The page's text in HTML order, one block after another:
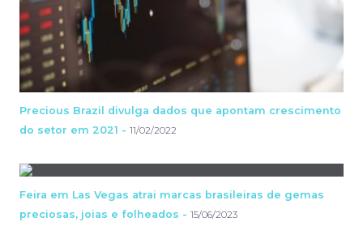
Precious Brazil divulga dados que apontam crescimento
do setor em 2021 - 11/02/2022
Feira em Las Vegas atrai marcas brasileiras de gemas
preciosas, joias e folheados - 15/06/2023